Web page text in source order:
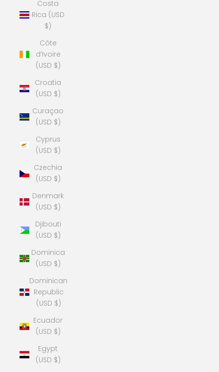
Costa
Rica (USD
$)
Côte
d’Ivoire
(USD $)
Croatia
(USD $)
Curaçao
(USD $)
Cyprus
(USD $)
Czechia
(USD $)
Denmark
(USD $)
Djibouti
(USD $)
Dominica
(USD $)
Dominican
Republic
(USD $)
Ecuador
(USD $)
Egypt
(USD $)